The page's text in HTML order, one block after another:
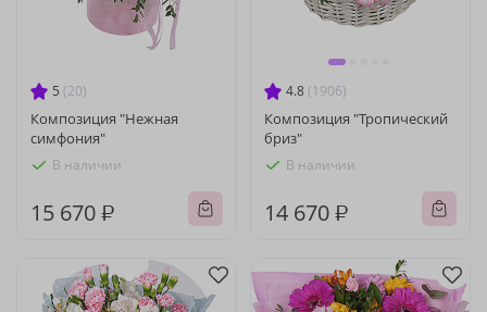
5 (20)
Композиция "Нежная
симфония"
В наличии
15 670 ₽
4.8 (1906)
Композиция "Тропический
бриз"
В наличии
14 670 ₽